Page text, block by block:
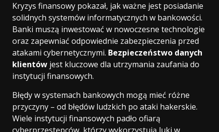
Kryzys finansowy pokazał, jak ważne jest posiadanie
solidnych systemów informatycznych w bankowości.
Banki muszą inwestować w nowoczesne technologie
oraz zapewniać odpowiednie zabezpieczenia przed
atakami cybernetycznymi. Bezpieczeństwo danych
klientów jest kluczowe dla utrzymania zaufania do
instytucji finansowych.
Błędy w systemach bankowych mogą mieć różne
przyczyny – od błędów ludzkich po ataki hakerskie.
Wiele instytucji finansowych padło ofiarą